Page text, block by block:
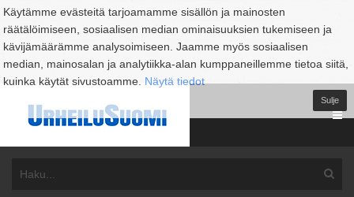
Käytämme evästeitä tarjoamamme sisällön ja mainosten
räätälöimiseen, sosiaalisen median ominaisuuksien tukemiseen ja
kävijämäärämme analysoimiseen. Jaamme myös sosiaalisen
median, mainosalan ja analytiikka-alan kumppaneillemme tietoa siitä,
kuinka käytät sivustoamme. Näytä tiedot
Sulje